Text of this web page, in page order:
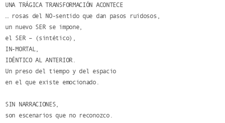
UNA TRÁGICA TRANSFORMACIÓN ACONTECE
… rosas del NO-sentido que dan pasos ruidosos,
un nuevo SER se impone,
el SER – (sintético),
IN-MORTAL,
IDÉNTICO AL ANTERIOR.
Un preso del tiempo y del espacio
en el que existe emocionado.
SIN NARRACIONES,
son escenarios que no reconozco.